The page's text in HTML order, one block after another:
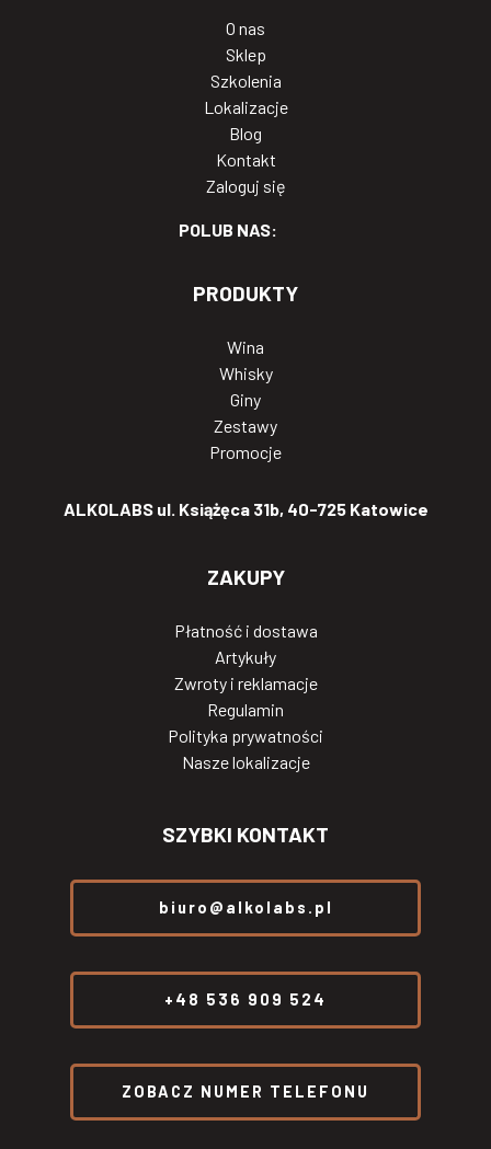
O nas
Sklep
Szkolenia
Lokalizacje
Blog
Kontakt
Zaloguj się
POLUB NAS:
PRODUKTY
Wina
Whisky
Giny
Zestawy
Promocje
ALKOLABS ul. Książęca 31b, 40-725 Katowice
ZAKUPY
Płatność i dostawa
Artykuły
Zwroty i reklamacje
Regulamin
Polityka prywatności
Nasze lokalizacje
SZYBKI KONTAKT
biuro@alkolabs.pl
+48 536 909 524
ZOBACZ NUMER TELEFONU